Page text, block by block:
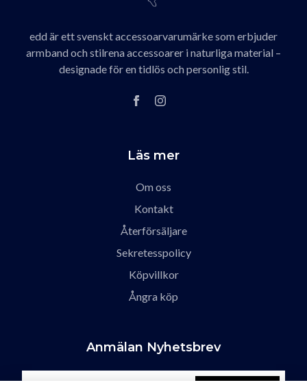
edd är ett svenskt accessoarvarumärke som erbjuder
armband och stilrena accessoarer i naturliga material –
designade för en tidlös och personlig stil.
Läs mer
Om oss
Kontakt
Återförsäljare
Sekretesspolicy
Köpvillkor
Ångra köp
Anmälan Nyhetsbrev